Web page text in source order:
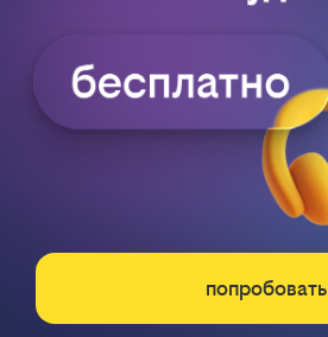
попробовать